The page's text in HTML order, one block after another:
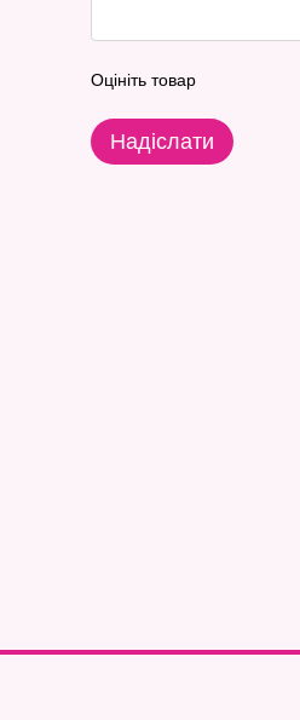
Оцініть товар
Надіслати